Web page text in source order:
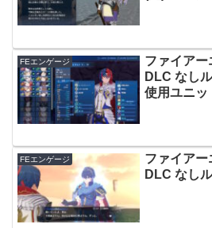
FEエンゲージ
ファイア
DLC なし
使用ユニッ
FEエンゲージ
ファイア
DLC なし